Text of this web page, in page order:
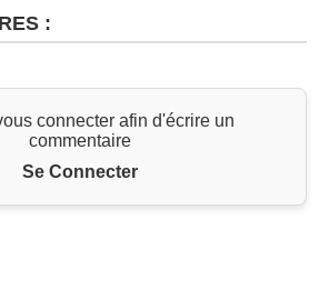
:
connecter afin d'écrire un
commentaire
Se Connecter